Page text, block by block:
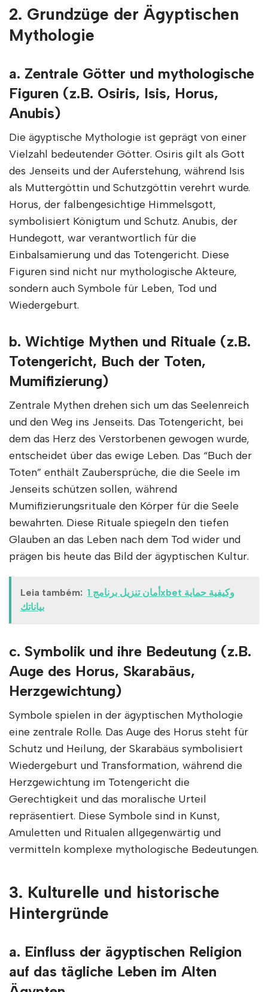
2. Grundzüge der Ägyptischen
Mythologie
a. Zentrale Götter und mythologische
Figuren (z.B. Osiris, Isis, Horus,
Anubis)
Die ägyptische Mythologie ist geprägt von einer
Vielzahl bedeutender Götter. Osiris gilt als Gott
des Jenseits und der Auferstehung, während Isis
als Muttergöttin und Schutzgöttin verehrt wurde.
Horus, der falbengesichtige Himmelsgott,
symbolisiert Königtum und Schutz. Anubis, der
Hundegott, war verantwortlich für die
Einbalsamierung und das Totengericht. Diese
Figuren sind nicht nur mythologische Akteure,
sondern auch Symbole für Leben, Tod und
Wiedergeburt.
b. Wichtige Mythen und Rituale (z.B.
Totengericht, Buch der Toten,
Mumifizierung)
Zentrale Mythen drehen sich um das Seelenreich
und den Weg ins Jenseits. Das Totengericht, bei
dem das Herz des Verstorbenen gewogen wurde,
entscheidet über das ewige Leben. Das “Buch der
Toten” enthält Zaubersprüche, die die Seele im
Jenseits schützen sollen, während
Mumifizierungsrituale den Körper für die Seele
bewahrten. Diese Rituale spiegeln den tiefen
Glauben an das Leben nach dem Tod wider und
prägen bis heute das Bild der ägyptischen Kultur.
Leia também: أمان تنزيل برنامج 1xbet وكيفية حماية
بياناتك
c. Symbolik und ihre Bedeutung (z.B.
Auge des Horus, Skarabäus,
Herzgewichtung)
Symbole spielen in der ägyptischen Mythologie
eine zentrale Rolle. Das Auge des Horus steht für
Schutz und Heilung, der Skarabäus symbolisiert
Wiedergeburt und Transformation, während die
Herzgewichtung im Totengericht die
Gerechtigkeit und das moralische Urteil
repräsentiert. Diese Symbole sind in Kunst,
Amuletten und Ritualen allgegenwärtig und
vermitteln komplexe mythologische Bedeutungen.
3. Kulturelle und historische
Hintergründe
a. Einfluss der ägyptischen Religion
auf das tägliche Leben im Alten